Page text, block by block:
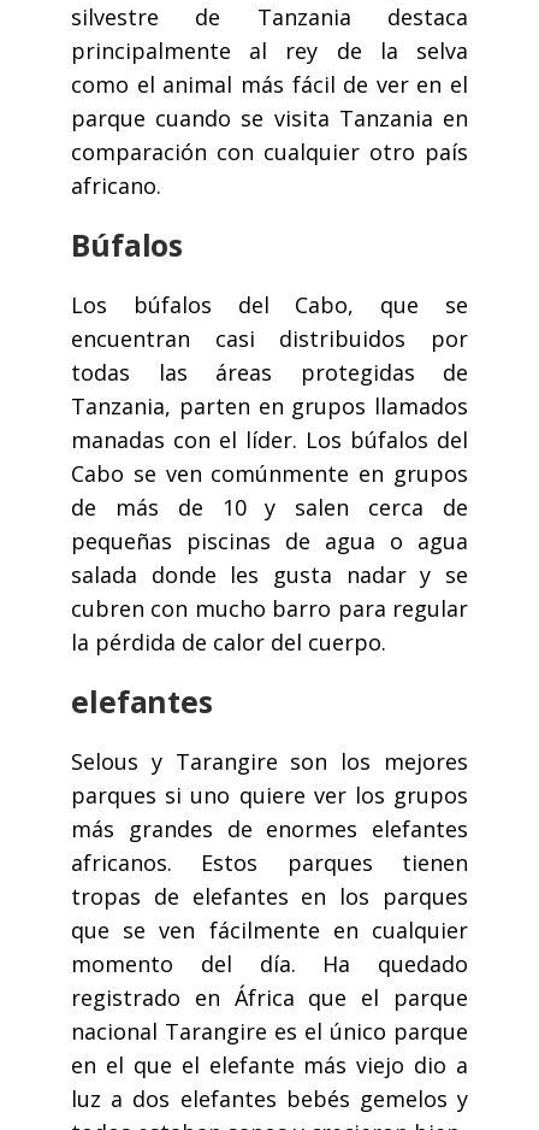
silvestre de Tanzania destaca
principalmente al rey de la selva
como el animal más fácil de ver en el
parque cuando se visita Tanzania en
comparación con cualquier otro país
africano.
Búfalos
Los búfalos del Cabo, que se
encuentran casi distribuidos por
todas las áreas protegidas de
Tanzania, parten en grupos llamados
manadas con el líder. Los búfalos del
Cabo se ven comúnmente en grupos
de más de 10 y salen cerca de
pequeñas piscinas de agua o agua
salada donde les gusta nadar y se
cubren con mucho barro para regular
la pérdida de calor del cuerpo.
elefantes
Selous y Tarangire son los mejores
parques si uno quiere ver los grupos
más grandes de enormes elefantes
africanos. Estos parques tienen
tropas de elefantes en los parques
que se ven fácilmente en cualquier
momento del día. Ha quedado
registrado en África que el parque
nacional Tarangire es el único parque
en el que el elefante más viejo dio a
luz a dos elefantes bebés gemelos y